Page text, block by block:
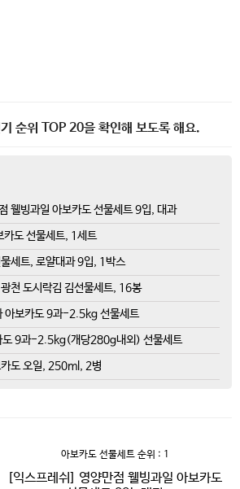
순위 TOP 20을 확인해 보도록 해요.
웰빙과일 아보카도 선물세트 9입, 대과
도 선물세트, 1세트
세트, 로얄대과 9입, 1박스
천 도시락김 김선물세트, 16봉
보카도 9과-2.5kg 선물세트
9과-2.5kg(개당280g내외) 선물세트
도 오일, 250ml, 2병
아보카도 선물세트순위 : 1
[익스프레쉬] 영양만점 웰빙과일 아보카도